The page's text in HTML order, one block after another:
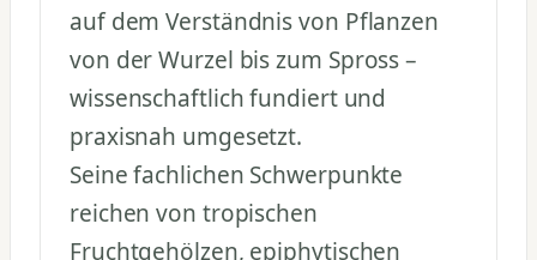
auf dem Verständnis von Pflanzen
von der Wurzel bis zum Spross –
wissenschaftlich fundiert und
praxisnah umgesetzt.
Seine fachlichen Schwerpunkte
reichen von tropischen
Fruchtgehölzen, epiphytischen